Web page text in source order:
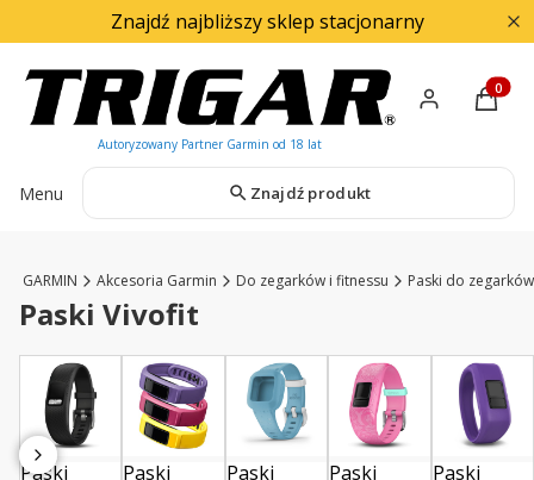
Znajdź najbliższy sklep stacjonarny
Menu Znajdź produkt
GARMIN Akcesoria Garmin Do zegarków i fitnessu Paski do zegarków
Paski Vivofit
Paski
Paski
Paski
Paski
Paski